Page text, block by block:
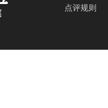
点评规则